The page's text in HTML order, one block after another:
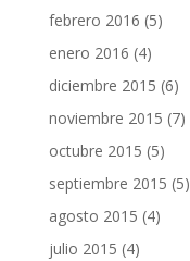
febrero 2016 (5)
enero 2016 (4)
diciembre 2015 (6)
noviembre 2015 (7)
octubre 2015 (5)
septiembre 2015 (5)
agosto 2015 (4)
julio 2015 (4)